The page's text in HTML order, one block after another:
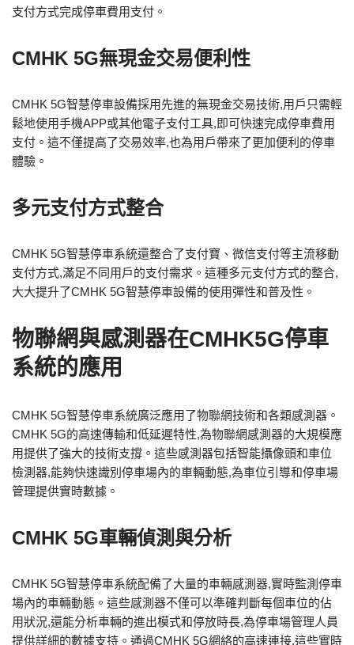
支付方式完成停車費用支付。
CMHK 5G無現金交易便利性
CMHK 5G智慧停車設備採用先進的無現金交易技術,用戶只需輕
鬆地使用手機APP或其他電子支付工具,即可快速完成停車費用
支付。這不僅提高了交易效率,也為用戶帶來了更加便利的停車
體驗。
多元支付方式整合
CMHK 5G智慧停車系統還整合了支付寶、微信支付等主流移動
支付方式,滿足不同用戶的支付需求。這種多元支付方式的整合,
大大提升了CMHK 5G智慧停車設備的使用彈性和普及性。
物聯網與感測器在CMHK5G停車
系統的應用
CMHK 5G智慧停車系統廣泛應用了物聯網技術和各類感測器。
CMHK 5G的高速傳輸和低延遲特性,為物聯網感測器的大規模應
用提供了強大的技術支撐。這些感測器包括智能攝像頭和車位
檢測器,能夠快速識別停車場內的車輛動態,為車位引導和停車場
管理提供實時數據。
CMHK 5G車輛偵測與分析
CMHK 5G智慧停車系統配備了大量的車輛感測器,實時監測停車
場內的車輛動態。這些感測器不僅可以準確判斷每個車位的佔
用狀況,還能分析車輛的進出模式和停放時長,為停車場管理人員
提供詳細的數據支持。通過CMHK 5G網絡的高速連接,這些實時